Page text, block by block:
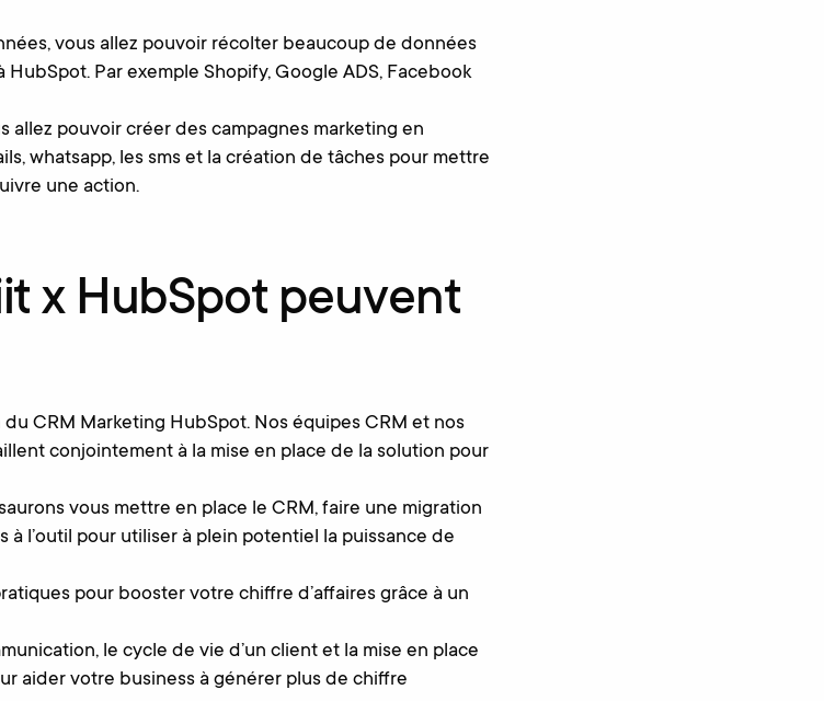
vous allez pouvoir récolter beaucoup de données
Par exemple Shopify, Google ADS, Facebook
allez pouvoir créer des campagnes marketing en
whatsapp, les sms et la création de tâches pour mettre
une action.
x HubSpot peuvent
CRM Marketing HubSpot. Nos équipes CRM et nos
conjointement à la mise en place de la solution pour
vous mettre en place le CRM, faire une migration
l’outil pour utiliser à plein potentiel la puissance de
pour booster votre chiffre d’affaires grâce à un
le cycle de vie d’un client et la mise en place
aider votre business à générer plus de chiffre